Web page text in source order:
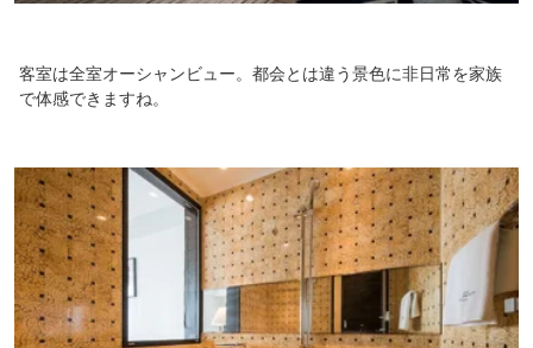
客室は全室オーシャンビュー。都会とは違う景色に非日常を家族
で体感できますね。